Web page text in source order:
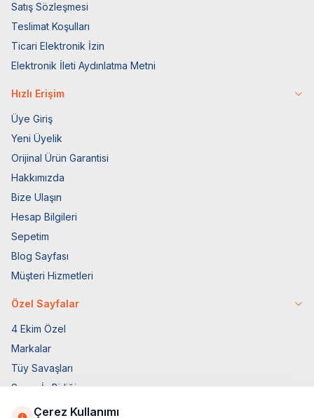
Satış Sözleşmesi
Teslimat Koşulları
Ticari Elektronik İzin
Elektronik İleti Aydınlatma Metni
Hızlı Erişim
Üye Giriş
Yeni Üyelik
Orijinal Ürün Garantisi
Hakkımızda
Bize Ulaşın
Hesap Bilgileri
Sepetim
Blog Sayfası
Müşteri Hizmetleri
Özel Sayfalar
4 Ekim Özel
Markalar
Tüy Savaşları
Socar İş Birliği
İyzico İş Birliği
Çerez Kullanımı